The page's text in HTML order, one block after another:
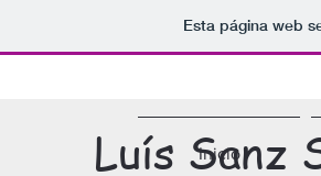
Esta página web
Luís Sanz
Inicio